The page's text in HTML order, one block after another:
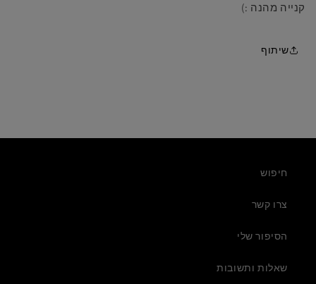
קנייה מהנה :)
שיתוף
חיפוש
צרו קשר
הסיפור שלי
שאלות ותשובות